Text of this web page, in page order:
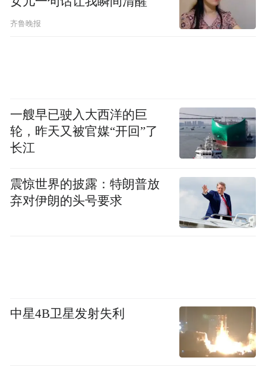
齐鲁晚报
一艘早已驶入大西洋的巨
轮，昨天又被官媒“开回”了
长江
震惊世界的披露：特朗普放
弃对伊朗的头号要求
中星4B卫星发射失利